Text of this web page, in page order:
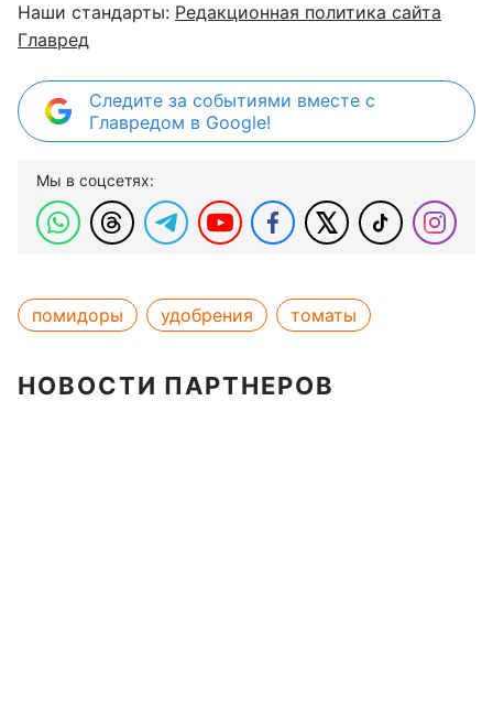
Наши стандарты: Редакционная политика сайта
Главред
Следите за событиями вместе с
Главредом в Google!
Мы в соцсетях:
помидоры удобрения томаты
НОВОСТИ ПАРТНЕРОВ